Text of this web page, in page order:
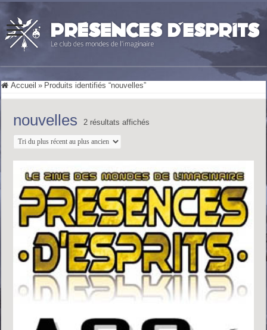
Accueil » Produits identifiés “nouvelles”
nouvelles 2 résultats affichés
ancien